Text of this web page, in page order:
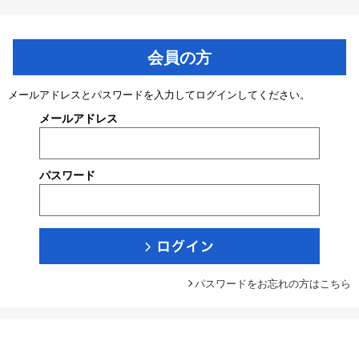
会員の方
メールアドレスとパスワードを入力してログインしてください。
メールアドレス
パスワード
パスワードをお忘れの方はこちら